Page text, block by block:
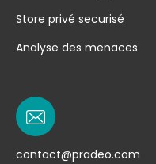
Store privé securisé
Analyse des menaces
contact@pradeo.com